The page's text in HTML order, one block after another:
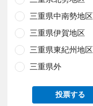
三重県中南勢地区
三重県伊賀地区
三重県東紀州地区
三重県外
投票する